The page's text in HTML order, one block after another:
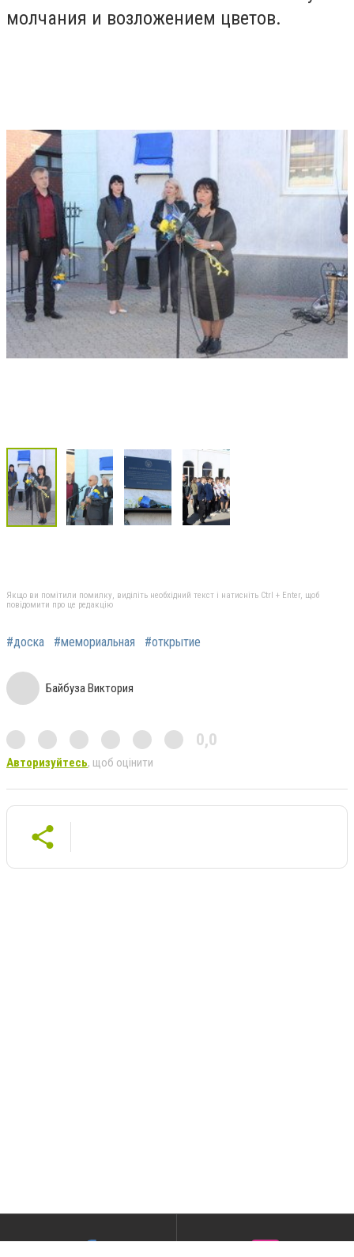
молчания и возложением цветов.
Якщо ви помітили помилку, виділіть необхідний текст і натисніть Ctrl + Enter, щоб
повідомити про це редакцію
#доска #мемориальная #открытие
Байбуза Виктория
0,0
Авторизуйтесь, щоб оцінити